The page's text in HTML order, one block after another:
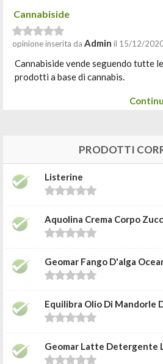
Cannabiside
opinione inserita da Admin il 15/12/
Cannabiside vende seguendo tutte
prodotti a base di cannabis.
PRODOTTI
Listerine
Aquolina Crema Corpo
Geomar Fango D'alga
Equilibra Olio Di Mandorle
Geomar Latte Detergente